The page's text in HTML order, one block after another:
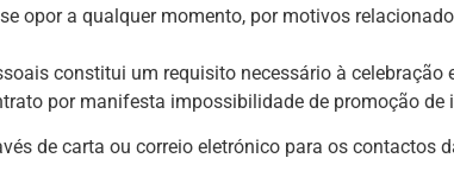
opor a qualquer momento, por motivos
constitui um requisito necessário à
por manifesta impossibilidade de promoção
de carta ou correio eletrónico para os contactos da